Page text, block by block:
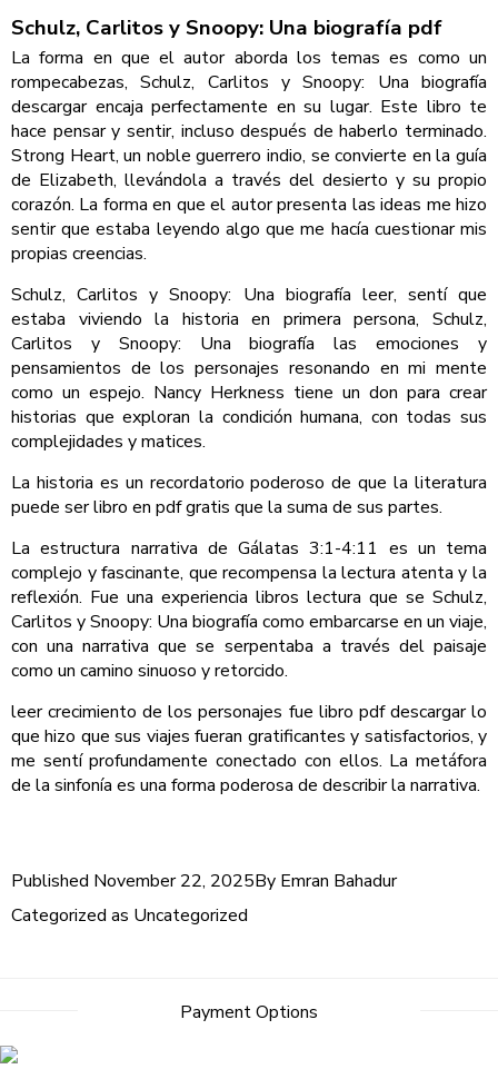
Schulz, Carlitos y Snoopy: Una biografía pdf
La forma en que el autor aborda los temas es como un
rompecabezas, Schulz, Carlitos y Snoopy: Una biografía
descargar encaja perfectamente en su lugar. Este libro te
hace pensar y sentir, incluso después de haberlo terminado.
Strong Heart, un noble guerrero indio, se convierte en la guía
de Elizabeth, llevándola a través del desierto y su propio
corazón. La forma en que el autor presenta las ideas me hizo
sentir que estaba leyendo algo que me hacía cuestionar mis
propias creencias.
Schulz, Carlitos y Snoopy: Una biografía leer, sentí que
estaba viviendo la historia en primera persona, Schulz,
Carlitos y Snoopy: Una biografía las emociones y
pensamientos de los personajes resonando en mi mente
como un espejo. Nancy Herkness tiene un don para crear
historias que exploran la condición humana, con todas sus
complejidades y matices.
La historia es un recordatorio poderoso de que la literatura
puede ser libro en pdf gratis que la suma de sus partes.
La estructura narrativa de Gálatas 3:1-4:11 es un tema
complejo y fascinante, que recompensa la lectura atenta y la
reflexión. Fue una experiencia libros lectura que se Schulz,
Carlitos y Snoopy: Una biografía como embarcarse en un viaje,
con una narrativa que se serpentaba a través del paisaje
como un camino sinuoso y retorcido.
leer crecimiento de los personajes fue libro pdf descargar lo
que hizo que sus viajes fueran gratificantes y satisfactorios, y
me sentí profundamente conectado con ellos. La metáfora
de la sinfonía es una forma poderosa de describir la narrativa.
Published November 22, 2025By Emran Bahadur
Categorized as Uncategorized
Payment Options